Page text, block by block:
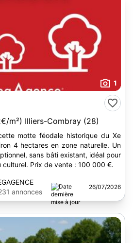
1
m²) Illiers-Combray (28)
motte féodale historique du Xe
4 hectares en zone naturelle. Un
sans bâti existant, idéal pour
culturel. Prix de vente : 100 000 €.
annonces
26/07/2026